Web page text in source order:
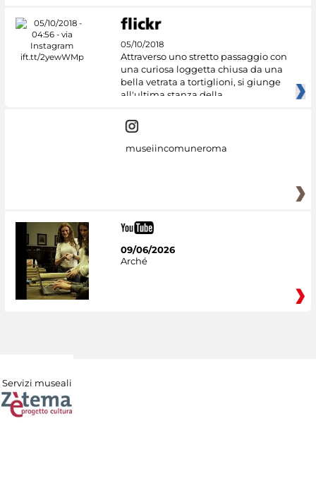
05/10/2018
Attraverso uno stretto passaggio con
una curiosa loggetta chiusa da una
bella vetrata a tortiglioni, si giunge
all'ultima stanza della
museiincomuneroma
09/06/2026
Arché
Servizi museali